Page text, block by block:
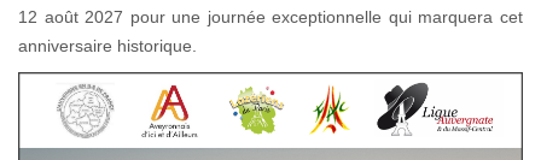
12 août 2027 pour une journée exceptionnelle qui marquera cet
anniversaire historique.